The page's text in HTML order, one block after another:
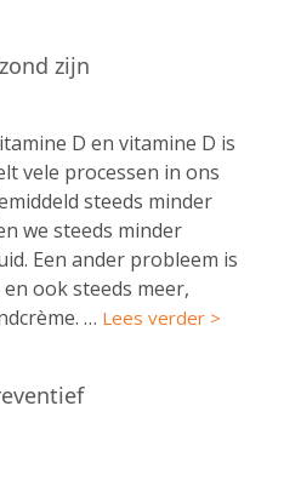
zijn
D en vitamine D is
vele processen in ons
steeds minder
we steeds minder
Een ander probleem is
ook steeds meer,
… Lees verder >